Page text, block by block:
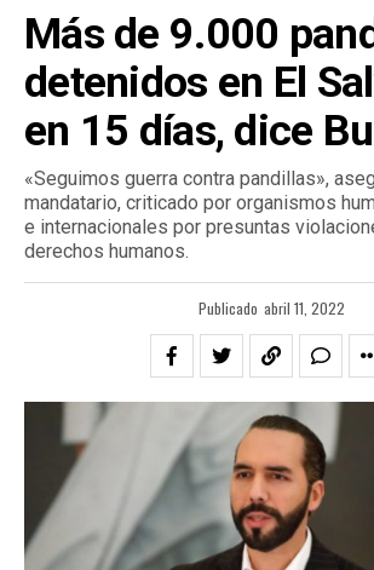
Más de 9.000
detenidos en El
en 15 días, dice
«Seguimos guerra contra pandillas»,
mandatario, criticado por organismos
e internacionales por presuntas
derechos humanos.
Publicado abril 11, 2022